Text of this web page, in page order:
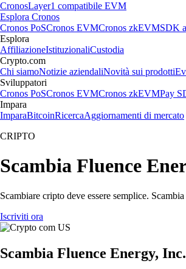
CronosLayer1 compatibile EVM
Esplora Cronos
Cronos PoSCronos EVMCronos zkEVMSDK
Esplora
AffiliazioneIstituzionaliCustodia
Crypto.com
Chi siamoNotizie aziendaliNovità sui prodotti
Sviluppatori
Cronos PoSCronos EVMCronos zkEVMPay
Impara
ImparaBitcoinRicercaAggiornamenti di mercato
CRIPTO
Scambia Fluence
Scambiare cripto deve essere semplice.
Iscriviti ora
Scambia Fluence Energy,